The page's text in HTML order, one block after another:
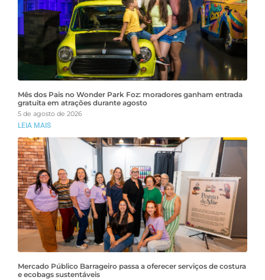
Mês dos Pais no Wonder Park Foz: moradores ganham entrada
gratuita em atrações durante agosto
5 de agosto de 2026
LEIA MAIS
Mercado Público Barrageiro passa a oferecer serviços de costura
e ecobags sustentáveis